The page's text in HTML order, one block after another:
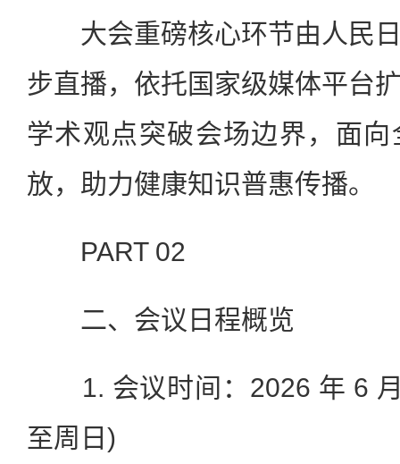
大会重磅核心环节由人民日
步直播，依托国家级媒体平台
学术观点突破会场边界，面
放，助力健康知识普惠传播。
PART 02
二、会议日程概览
1. 会议时间：2026 年 6
至周日)